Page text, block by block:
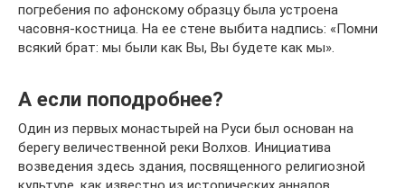
погребения по афонскому образцу была устроена
часовня-костница. На ее стене выбита надпись: «Помни
всякий брат: мы были как Вы, Вы будете как мы».
А если поподробнее?
Один из первых монастырей на Руси был основан на
берегу величественной реки Волхов. Инициатива
возведения здесь здания, посвященного религиозной